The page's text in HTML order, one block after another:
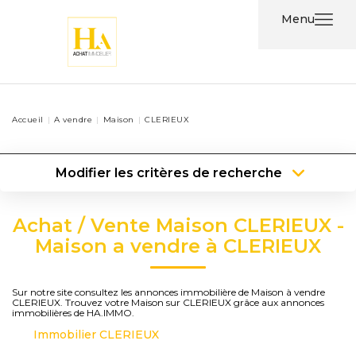
Menu
Nos
Nos
Contact
Accueil A vendre Maison CLERIEUX
Modifier les critères de recherche
Type de bien
Type de bien
Surface min
Créer une alerte
Achat / Vente Maison CLERIEUX -
Maison a vendre à CLERIEUX
Sur notre site consultez les annonces immobilière de Maison à vendre
CLERIEUX. Trouvez votre Maison sur CLERIEUX grâce aux annonces
immobilières de HA.IMMO.
Immobilier CLERIEUX